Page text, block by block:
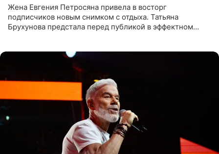
Жена Евгения Петросяна привела в восторг
подписчиков новым снимком с отдыха. Татьяна
Брухунова предстала перед публикой в эффектном